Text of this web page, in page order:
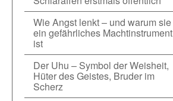
Wie Angst lenkt – und warum sie
ein gefährliches Machtinstrument
ist
Der Uhu – Symbol der Weisheit,
Hüter des Geistes, Bruder im
Scherz